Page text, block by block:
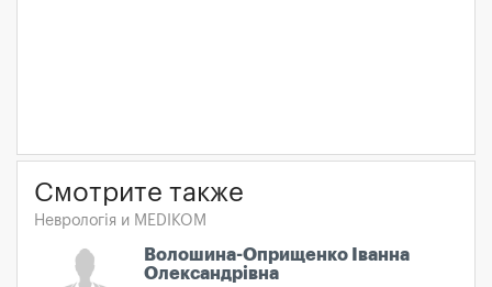
Смотрите также
Неврологія и MEDIKOM
Волошина-Оприщенко Іванна
Олександрівна